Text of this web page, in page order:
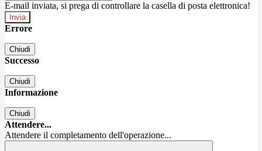
E-mail inviata, si prega di controllare la casella di posta elettronica!
Errore
Chiudi
Successo
Chiudi
Informazione
Chiudi
Attendere...
Attendere il completamento dell'operazione...